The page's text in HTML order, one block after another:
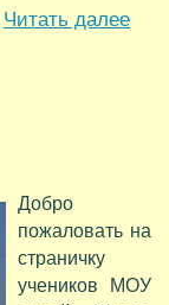
Читать далее
Добро
пожаловать на
страничку
учеников МОУ